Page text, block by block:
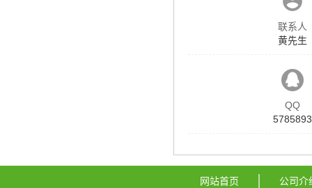
联系人
黄先生
QQ
5785893
网站首页 公司介